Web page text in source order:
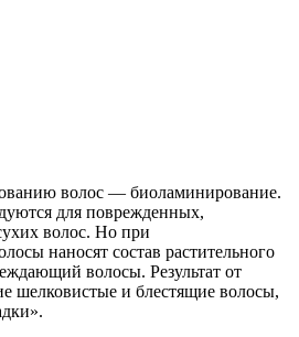
волос — биоламинирование.
для поврежденных,
волос. Но при
наносят состав растительного
волосы. Результат от
шелковистые и блестящие волосы,